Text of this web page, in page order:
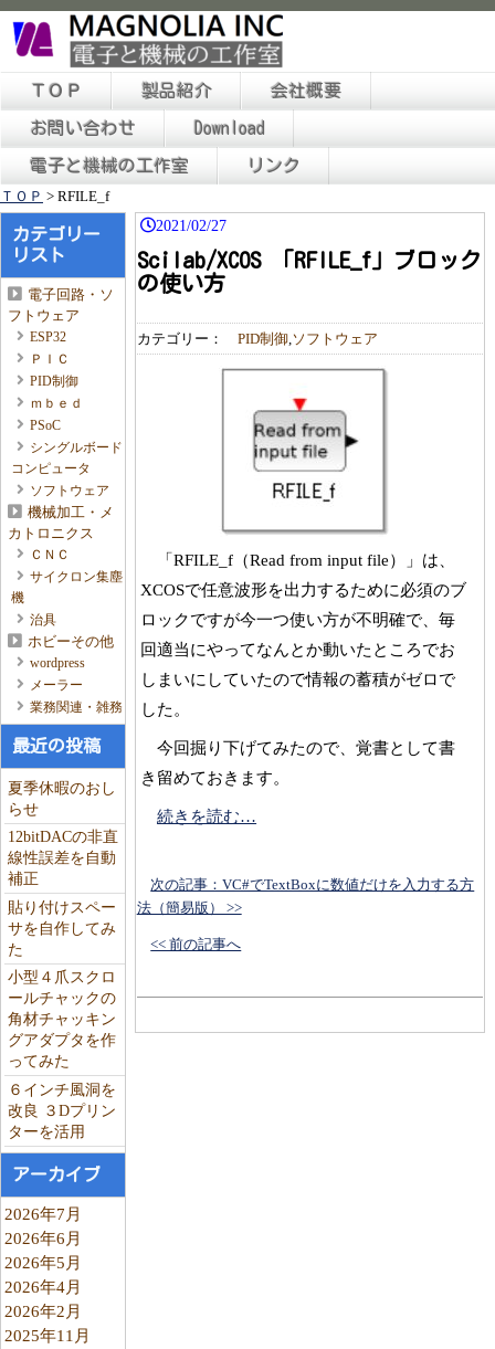
ＴＯＰ 製品紹介 会社概要
お問い合わせ Download
電子と機械の工作室 リンク
ＴＯＰ > RFILE_f
カテゴリー
リスト
電子回路・ソ
フトウェア
ESP32
ＰＩＣ
PID制御
ｍｂｅｄ
PSoC
シングルボード
コンピュータ
ソフトウェア
機械加工・メ
カトロニクス
ＣＮＣ
サイクロン集塵
機
治具
ホビーその他
wordpress
メーラー
業務関連・雑務
最近の投稿
夏季休暇のおし
らせ
12bitDACの非直
線性誤差を自動
補正
貼り付けスペー
サを自作してみ
た
小型４爪スクロ
ールチャックの
角材チャッキン
グアダプタを作
ってみた
６インチ風洞を
改良 ３Dプリン
ターを活用
アーカイブ
2026年7月
2026年6月
2026年5月
2026年4月
2026年2月
2025年11月
2021/02/27
Scilab/XCOS 「RFILE_f」ブロック
の使い方
カテゴリー： PID制御, ソフトウェア
「RFILE_f（Read from input file）」は、
XCOSで任意波形を出力するために必須のブ
ロックですが今一つ使い方が不明確で、毎
回適当にやってなんとか動いたところでお
しまいにしていたので情報の蓄積がゼロで
した。
今回掘り下げてみたので、覚書として書
き留めておきます。
続きを読む…
次の記事：VC#でTextBoxに数値だけを入力する方
法（簡易版） >>
<< 前の記事へ